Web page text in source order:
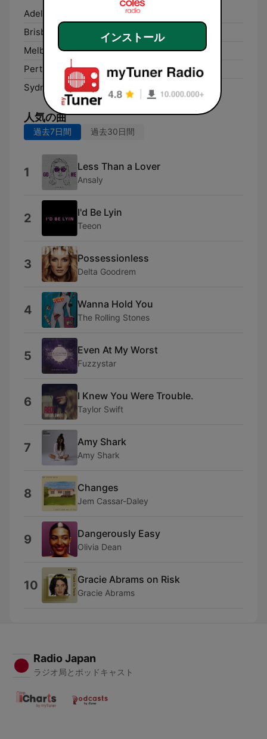
Adelaide:
Brisbane:
Melbourne: DAB+
Perth:
DAB+
Sydney:
DAB+
人気の曲
過去7日間 過去30日間
1 Less Than a Lover
Ansaly
2 I'd Be Lyin
Teeon
3 Possessionless
Delta Goodrem
4 Wanna Hold You
The Rolling Stones
5 Even At My Worst
Fuzzystar
6 I Knew You Were Trouble.
Taylor Swift
7 Amy Shark
Amy Shark
8 Changes
Jem Cassar-Daley
9 Dangerously Easy
Olivia Dean
10 Gracie Abrams on Risk
Gracie Abrams
Radio Japan
ラジオ局とポッドキャスト
インストール